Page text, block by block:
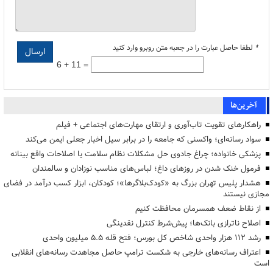
* لطفا حاصل عبارت را در جعبه متن روبرو وارد کنید
6 + 11 =
آخرین‌ها
راهکارهای تقویت تاب‌آوری و ارتقای مهارت‌های اجتماعی + فیلم
سواد رسانه‌ای؛ واکسنی که جامعه را در برابر سیل اخبار جعلی ایمن می‌کند
پزشکی خانواده؛ چراغ جادوی حل مشکلات نظام سلامت یا اصلاحات واقع بینانه
فرمول خنک شدن در روزهای داغ؛ لباس‌های مناسب نوزادان و سالمندان
هشدار پلیس تهران بزرگ به «کودک‌بلاگرها»؛ کودکان، ابزار کسب درآمد در فضای
مجازی نیستند
از نقاط ضعف همسرمان محافظت کنیم
اصلاح ناترازی بانک‌ها؛ پیش‌شرط کنترل نقدینگی
رشد ۱۱۲ هزار واحدی شاخص کل بورس؛ فتح قله ۵.۵ میلیون واحدی
اعتراف رسانه‌های خارجی به شکست ترامپ حاصل مجاهدت رسانه‌های انقلابی
است